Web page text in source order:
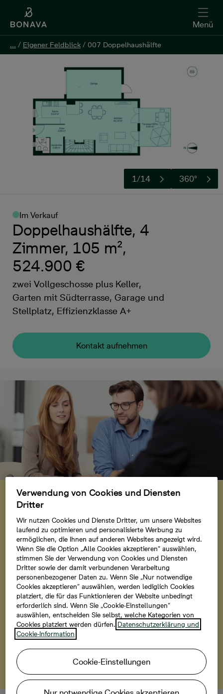
Menü
... / Eigener Feldblick / 007 Doppelhaushälfte
1/14 360°
Im Verkauf
Doppelhaushälfte, 4
Zimmer, 105 m²,
524.900 €
zwei Vollgeschosse plus Keller,
Garten mit Südterrasse, Garage und
Stellplatz, Effizienzklasse A+
Kontakt aufnehmen
... / Eigener Feldblick / 007 Doppelhaushälfte
KfW-Förderung für
Effizienzhaus 55
Die Kreditanstalt für Wiederaufbau (KfW) fördert den
Bau bestimmter energieeffizienter Wohnimmobilien.
Dadurch haben Sie die Möglichkeit, bei der
Finanzierung Ihrer Immobilie von einem
zinsvergünstigten Kredit zu profitieren und so Kosten
zu sparen. Den Antrag können Sie entweder bei Ihrer
Bank oder gemeinsam mit unserem
Finanzierungspartner Interhyp stellen.
Mehr erfahren
Verwendung von Cookies und Diensten
Dritter
Wir nutzen Cookies und Dienste Dritter, um unsere Websites
laufend zu optimieren und personalisierte Werbung zu
ermöglichen, die Ihnen auf anderen Websites angezeigt wird.
Wenn Sie die Option „Alle Cookies akzeptieren“ auswählen,
stimmen Sie der Verwendung von Cookies und Diensten
Dritter sowie der damit verbundenen Verarbeitung
personenbezogener Daten zu. Wenn Sie „Nur notwendige
Cookies akzeptieren“ auswählen, werden lediglich Cookies
platziert, die für das Funktionieren der Website unbedingt
erforderlich sind. Wenn Sie „Cookie-Einstellungen“
auswählen, entscheiden Sie selbst, welche Kategorien von
Cookies platziert werden dürfen. Datenschutzerklärung und
Cookie-Information
Cookie-Einstellungen